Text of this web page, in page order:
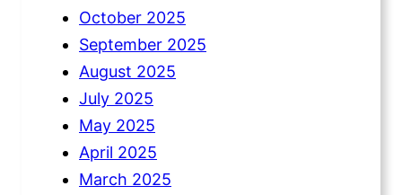
October 2025
September 2025
August 2025
July 2025
May 2025
April 2025
March 2025